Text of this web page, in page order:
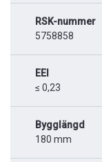
RSK-nummer
5758858
EEI
≤ 0,23
Bygglängd
180 mm